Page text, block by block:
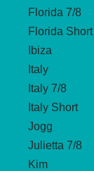
Florida 7/8
Florida Short
Ibiza
Italy
Italy 7/8
Italy Short
Jogg
Julietta 7/8
Kim